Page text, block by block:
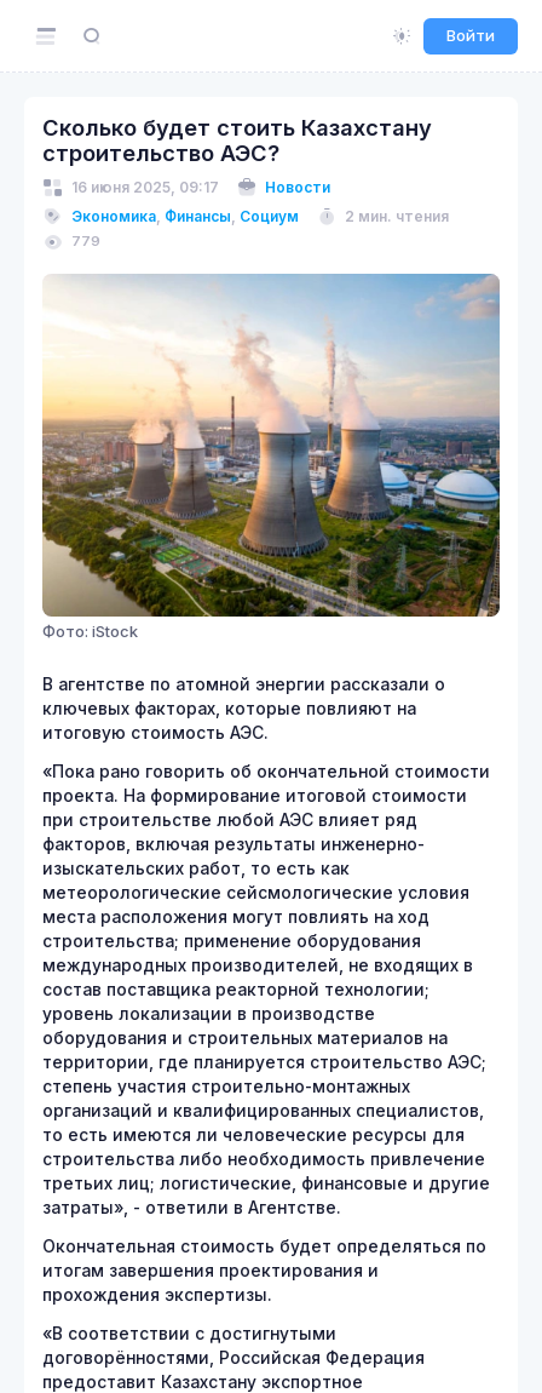
Войти
Сколько будет стоить Казахстану
строительство АЭС?
16 июня 2025, 09:17
Новости
Экономика, Финансы, Социум 2 мин. чтения
779
Фото: iStock
В агентстве по атомной энергии рассказали о
ключевых факторах, которые повлияют на
итоговую стоимость АЭС.
«Пока рано говорить об окончательной стоимости
проекта. На формирование итоговой стоимости
при строительстве любой АЭС влияет ряд
факторов, включая результаты инженерно-
изыскательских работ, то есть как
метеорологические сейсмологические условия
места расположения могут повлиять на ход
строительства; применение оборудования
международных производителей, не входящих в
состав поставщика реакторной технологии;
уровень локализации в производстве
оборудования и строительных материалов на
территории, где планируется строительство АЭС;
степень участия строительно-монтажных
организаций и квалифицированных специалистов,
то есть имеются ли человеческие ресурсы для
строительства либо необходимость привлечение
третьих лиц; логистические, финансовые и другие
затраты», - ответили в Агентстве.
Окончательная стоимость будет определяться по
итогам завершения проектирования и
прохождения экспертизы.
«В соответствии с достигнутыми
договорённостями, Российская Федерация
предоставит Казахстану экспортное